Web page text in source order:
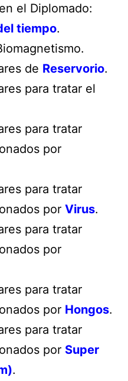
el Diplomado:
tiempo.
de Reservorio.
para tratar el
para tratar
por
para tratar
porVirus.
para tratar
por
para tratar
por Hongos.
para tratar
por Super
.